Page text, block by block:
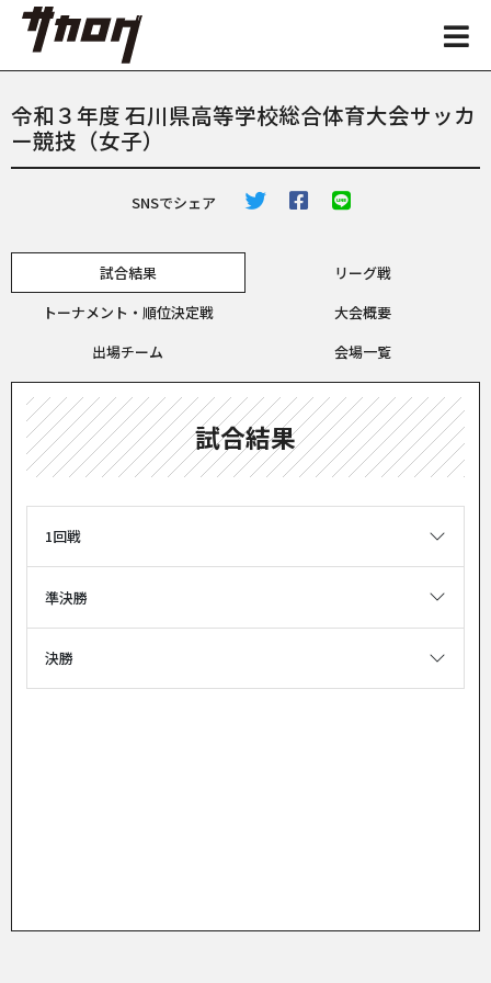
令和３年度 石川県高等学校総合体育大会サッカ
ー競技（女子）
SNSでシェア
試合結果
リーグ戦
トーナメント・順位決定戦
大会概要
出場チーム
会場一覧
試合結果
1回戦
準決勝
決勝